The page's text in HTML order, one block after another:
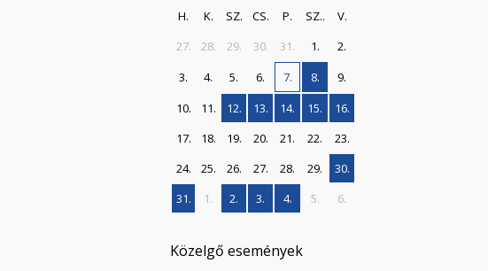
H. K. SZ. CS. P. SZ..
V.
27.
28. 29. 30. 31. 1.
2.
3.
4. 5. 6. 7. 8.
9.
10.
11. 12. 13. 14. 15.
16.
17.
18. 19. 20. 21. 22.
23.
24.
25. 26. 27. 28. 29.
30.
31.
1. 2. 3. 4. 5. 6.
Közelgő események